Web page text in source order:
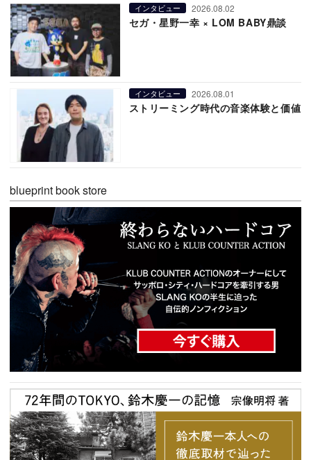
インタビュー 2026.08.02
セガ・星野一幸 × LOM BABY鼎談
インタビュー 2026.08.01
ストリーミング時代の音楽体験と価値
blueprint book store